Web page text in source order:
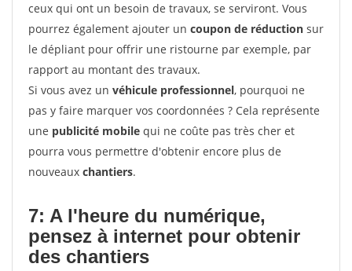
ceux qui ont un besoin de travaux, se serviront. Vous
pourrez également ajouter un coupon de réduction sur
le dépliant pour offrir une ristourne par exemple, par
rapport au montant des travaux.
Si vous avez un véhicule professionnel, pourquoi ne
pas y faire marquer vos coordonnées ? Cela représente
une publicité mobile qui ne coûte pas très cher et
pourra vous permettre d'obtenir encore plus de
nouveaux chantiers.
7: A l'heure du numérique,
pensez à internet pour obtenir
des chantiers